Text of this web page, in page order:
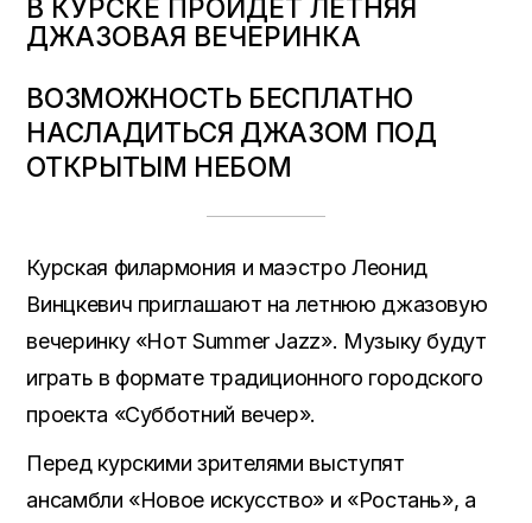
В КУРСКЕ ПРОЙДЁТ ЛЕТНЯЯ
ДЖАЗОВАЯ ВЕЧЕРИНКА
ВОЗМОЖНОСТЬ БЕСПЛАТНО
НАСЛАДИТЬСЯ ДЖАЗОМ ПОД
ОТКРЫТЫМ НЕБОМ
Курская филармония и маэстро Леонид
Винцкевич приглашают на летнюю джазовую
вечеринку «Hoт Summer Jazz». Музыку будут
играть в формате традиционного городского
проекта «Субботний вечер».
Перед курскими зрителями выступят
ансамбли «Новое искусство» и «Ростань», а